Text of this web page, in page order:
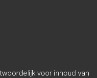
voor inhoud van